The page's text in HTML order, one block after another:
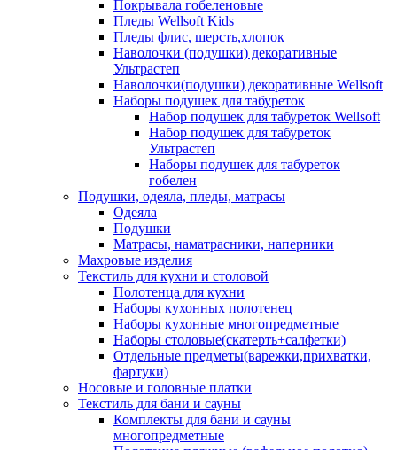
Покрывала гобеленовые
Пледы Wellsoft Kids
Пледы флис, шерсть,хлопок
Наволочки (подушки) декоративные
Ультрастеп
Наволочки(подушки) декоративные Wellsoft
Наборы подушек для табуреток
Набор подушек для табуреток Wellsoft
Набор подушек для табуреток
Ультрастеп
Наборы подушек для табуреток
гобелен
Подушки, одеяла, пледы, матрасы
Одеяла
Подушки
Матрасы, наматрасники, наперники
Махровые изделия
Текстиль для кухни и столовой
Полотенца для кухни
Наборы кухонных полотенец
Наборы кухонные многопредметные
Наборы столовые(скатерть+салфетки)
Отдельные предметы(варежки,прихватки,
фартуки)
Носовые и головные платки
Текстиль для бани и сауны
Комплекты для бани и сауны
многопредметные